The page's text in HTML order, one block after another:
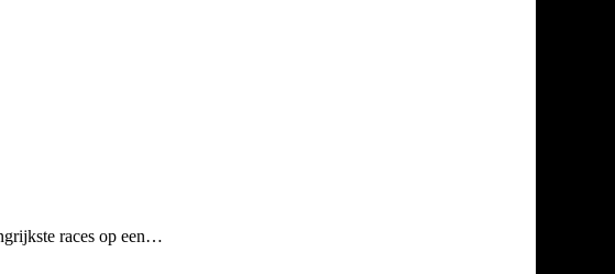
races op een…